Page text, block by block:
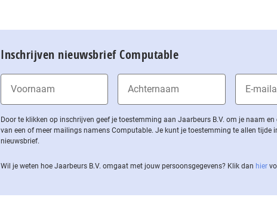
Inschrijven nieuwsbrief Computable
Door te klikken op inschrijven geef je toestemming aan Jaarbeurs B.V. om je naam
van een of meer mailings namens Computable. Je kunt je toestemming te allen tijde
nieuwsbrief.
Wil je weten hoe Jaarbeurs B.V. omgaat met jouw per­soons­ge­ge­vens? Klik dan hier